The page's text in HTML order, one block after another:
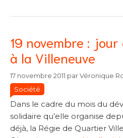
19 novembre : jour
à la Villeneuve
17 novembre 2011 par Véronique
Société
Dans le cadre du mois du
solidaire qu’elle organise
déjà, la Régie de Quartier